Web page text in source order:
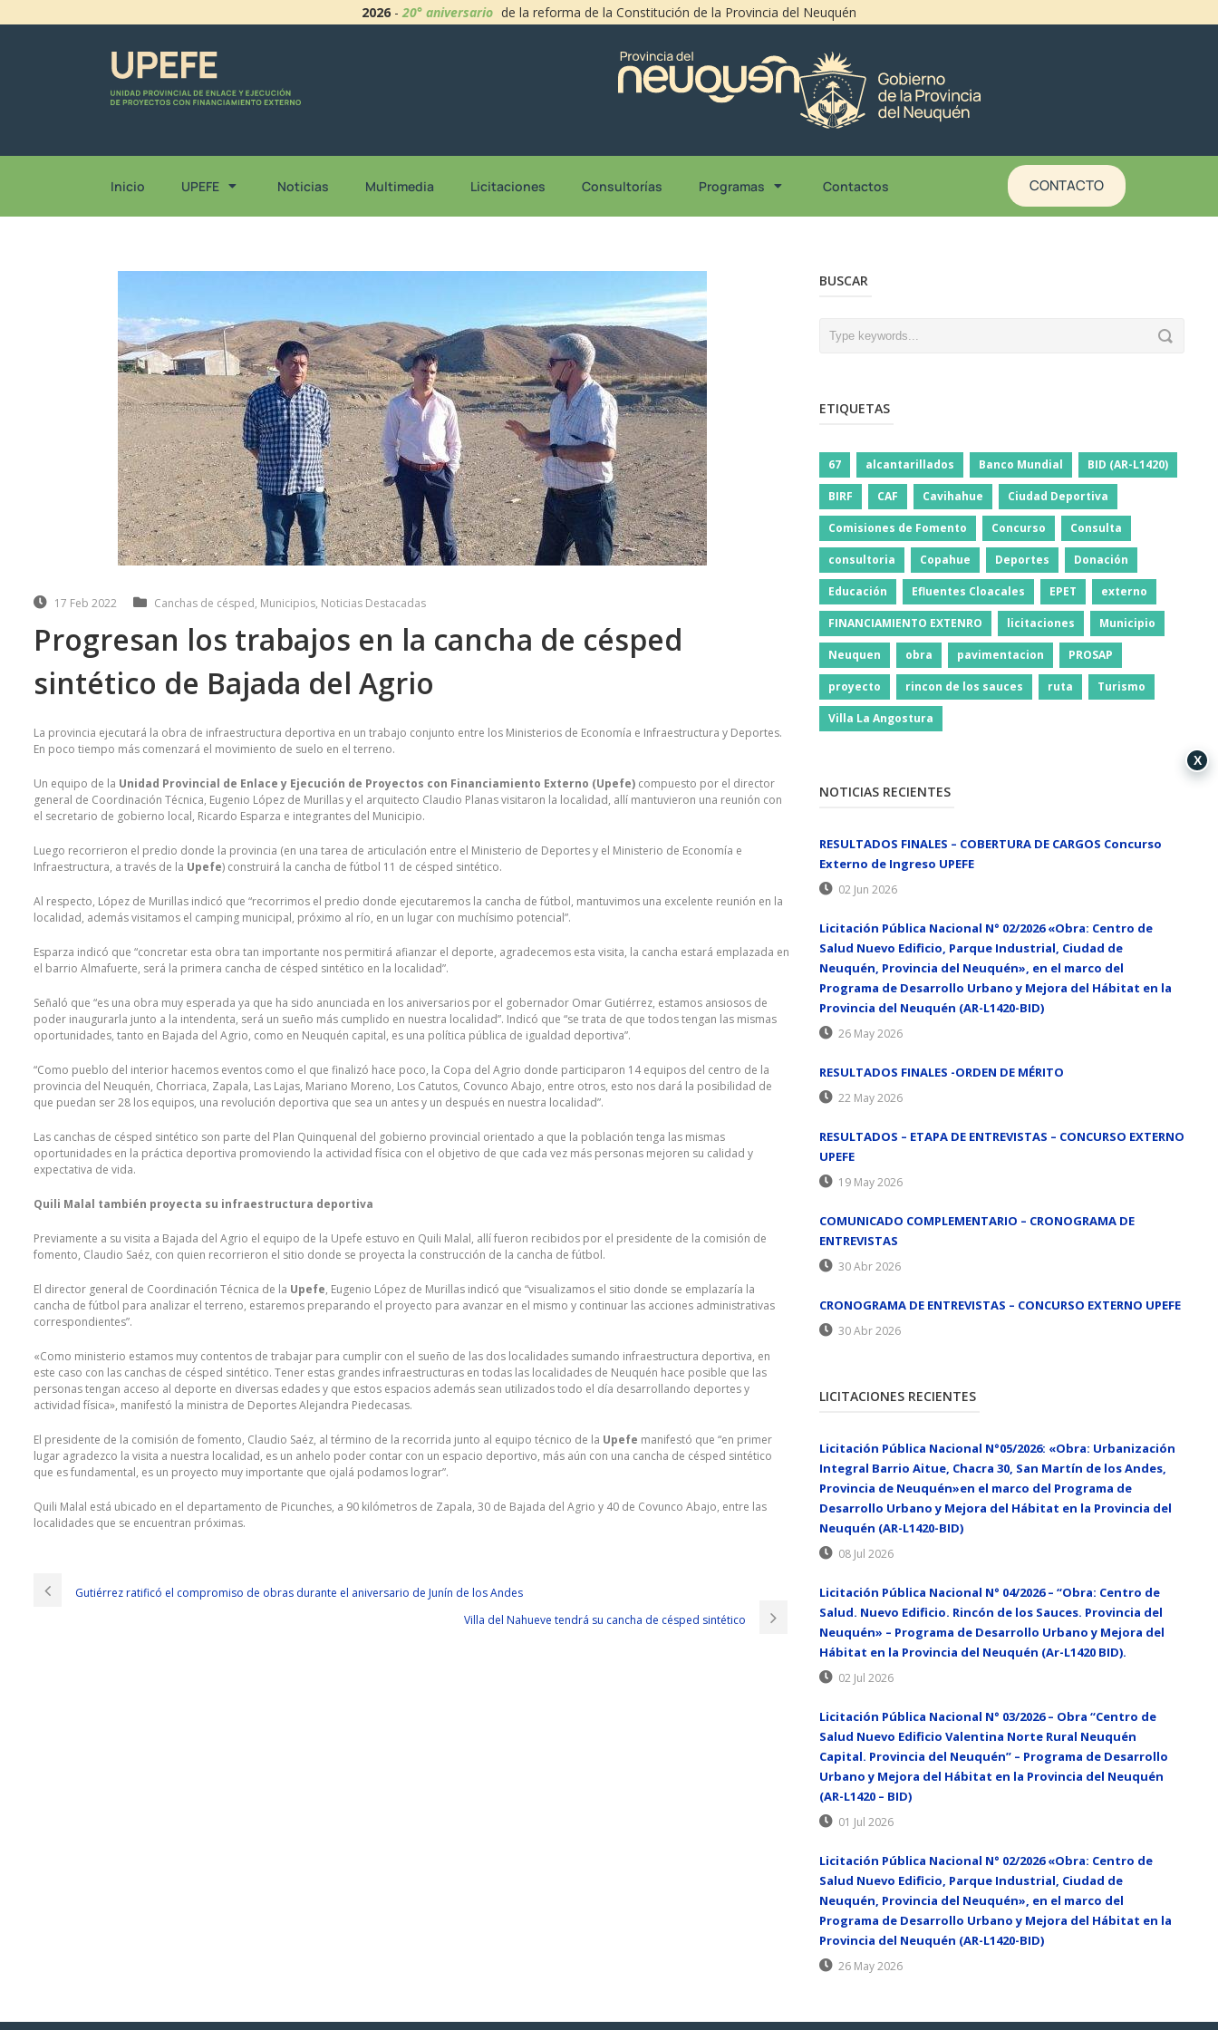
2026 -20° aniversario de la reforma de la Constitución de la Provincia del Neuquén
Inicio UPEFE Noticias Multimedia Licitaciones Consultorías Programas Contactos CONTACTO
17 Feb 2022 Canchas de césped, Municipios, Noticias Destacadas
Progresan los trabajos en la cancha de césped
sintético de Bajada del Agrio
La provincia ejecutará la obra de infraestructura deportiva en un trabajo conjunto entre los Ministerios de Economía e Infraestructura y Deportes.
En poco tiempo más comenzará el movimiento de suelo en el terreno.
Un equipo de la Unidad Provincial de Enlace y Ejecución de Proyectos con Financiamiento Externo (Upefe) compuesto por el director
general de Coordinación Técnica, Eugenio López de Murillas y el arquitecto Claudio Planas visitaron la localidad, allí mantuvieron una reunión con
el secretario de gobierno local, Ricardo Esparza e integrantes del Municipio.
Luego recorrieron el predio donde la provincia (en una tarea de articulación entre el Ministerio de Deportes y el Ministerio de Economía e
Infraestructura, a través de la Upefe) construirá la cancha de fútbol 11 de césped sintético.
Al respecto, López de Murillas indicó que “recorrimos el predio donde ejecutaremos la cancha de fútbol, mantuvimos una excelente reunión en la
localidad, además visitamos el camping municipal, próximo al río, en un lugar con muchísimo potencial”.
Esparza indicó que “concretar esta obra tan importante nos permitirá afianzar el deporte, agradecemos esta visita, la cancha estará emplazada en
el barrio Almafuerte, será la primera cancha de césped sintético en la localidad”.
Señaló que “es una obra muy esperada ya que ha sido anunciada en los aniversarios por el gobernador Omar Gutiérrez, estamos ansiosos de
poder inaugurarla junto a la intendenta, será un sueño más cumplido en nuestra localidad”. Indicó que “se trata de que todos tengan las mismas
oportunidades, tanto en Bajada del Agrio, como en Neuquén capital, es una política pública de igualdad deportiva”.
“Como pueblo del interior hacemos eventos como el que finalizó hace poco, la Copa del Agrio donde participaron 14 equipos del centro de la
provincia del Neuquén, Chorriaca, Zapala, Las Lajas, Mariano Moreno, Los Catutos, Covunco Abajo, entre otros, esto nos dará la posibilidad de
que puedan ser 28 los equipos, una revolución deportiva que sea un antes y un después en nuestra localidad”.
Las canchas de césped sintético son parte del Plan Quinquenal del gobierno provincial orientado a que la población tenga las mismas
oportunidades en la práctica deportiva promoviendo la actividad física con el objetivo de que cada vez más personas mejoren su calidad y
expectativa de vida.
Quili Malal también proyecta su infraestructura deportiva
Previamente a su visita a Bajada del Agrio el equipo de la Upefe estuvo en Quili Malal, allí fueron recibidos por el presidente de la comisión de
fomento, Claudio Saéz, con quien recorrieron el sitio donde se proyecta la construcción de la cancha de fútbol.
El director general de Coordinación Técnica de la Upefe, Eugenio López de Murillas indicó que “visualizamos el sitio donde se emplazaría la
cancha de fútbol para analizar el terreno, estaremos preparando el proyecto para avanzar en el mismo y continuar las acciones administrativas
correspondientes”.
«Como ministerio estamos muy contentos de trabajar para cumplir con el sueño de las dos localidades sumando infraestructura deportiva, en
este caso con las canchas de césped sintético. Tener estas grandes infraestructuras en todas las localidades de Neuquén hace posible que las
personas tengan acceso al deporte en diversas edades y que estos espacios además sean utilizados todo el día desarrollando deportes y
actividad física», manifestó la ministra de Deportes Alejandra Piedecasas.
El presidente de la comisión de fomento, Claudio Saéz, al término de la recorrida junto al equipo técnico de la Upefe manifestó que “en primer
lugar agradezco la visita a nuestra localidad, es un anhelo poder contar con un espacio deportivo, más aún con una cancha de césped sintético
que es fundamental, es un proyecto muy importante que ojalá podamos lograr”.
Quili Malal está ubicado en el departamento de Picunches, a 90 kilómetros de Zapala, 30 de Bajada del Agrio y 40 de Covunco Abajo, entre las
localidades que se encuentran próximas.
Gutiérrez ratificó el compromiso de obras durante el aniversario de Junín de los Andes
Villa del Nahueve tendrá su cancha de césped sintético
BUSCAR
ETIQUETAS
67 alcantarillados Banco Mundial BID (AR-L1420)
BIRF CAF Cavihahue Ciudad Deportiva
Comisiones de Fomento Concurso Consulta
consultoria Copahue Deportes Donación
Educación Efluentes Cloacales EPET externo
FINANCIAMIENTO EXTENRO licitaciones Municipio
Neuquen obra pavimentacion PROSAP
proyecto rincon de los sauces ruta Turismo
Villa La Angostura
NOTICIAS RECIENTES
RESULTADOS FINALES – COBERTURA DE CARGOS Concurso
Externo de Ingreso UPEFE
02 Jun 2026
Licitación Pública Nacional N° 02/2026 «Obra: Centro de
Salud Nuevo Edificio, Parque Industrial, Ciudad de
Neuquén, Provincia del Neuquén», en el marco del
Programa de Desarrollo Urbano y Mejora del Hábitat en la
Provincia del Neuquén (AR-L1420-BID)
26 May 2026
RESULTADOS FINALES -ORDEN DE MÉRITO
22 May 2026
RESULTADOS – ETAPA DE ENTREVISTAS – CONCURSO EXTERNO
UPEFE
19 May 2026
COMUNICADO COMPLEMENTARIO – CRONOGRAMA DE
ENTREVISTAS
30 Abr 2026
CRONOGRAMA DE ENTREVISTAS – CONCURSO EXTERNO UPEFE
30 Abr 2026
LICITACIONES RECIENTES
Licitación Pública Nacional N°05/2026: «Obra: Urbanización
Integral Barrio Aitue, Chacra 30, San Martín de los Andes,
Provincia de Neuquén»en el marco del Programa de
Desarrollo Urbano y Mejora del Hábitat en la Provincia del
Neuquén (AR-L1420-BID)
08 Jul 2026
Licitación Pública Nacional N° 04/2026 – “Obra: Centro de
Salud. Nuevo Edificio. Rincón de los Sauces. Provincia del
Neuquén» – Programa de Desarrollo Urbano y Mejora del
Hábitat en la Provincia del Neuquén (Ar-L1420 BID).
02 Jul 2026
Licitación Pública Nacional N° 03/2026 – Obra “Centro de
Salud Nuevo Edificio Valentina Norte Rural Neuquén
Capital. Provincia del Neuquén” – Programa de Desarrollo
Urbano y Mejora del Hábitat en la Provincia del Neuquén
(AR-L1420 – BID)
01 Jul 2026
Licitación Pública Nacional N° 02/2026 «Obra: Centro de
Salud Nuevo Edificio, Parque Industrial, Ciudad de
Neuquén, Provincia del Neuquén», en el marco del
Programa de Desarrollo Urbano y Mejora del Hábitat en la
Provincia del Neuquén (AR-L1420-BID)
26 May 2026
X